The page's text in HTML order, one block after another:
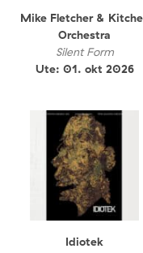
Mike Fletcher &
Orchestra
Silent Form
Ute: 01. okt 2026
Idiotek